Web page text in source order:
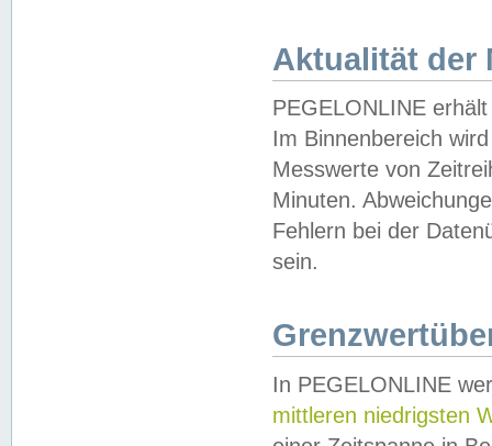
Aktualität der
PEGELONLINE
Im Binnenbereich
Messwerte von
Minuten.
Fehlern bei der
sein.
In PEGELONLINE
mittleren niedrigsten